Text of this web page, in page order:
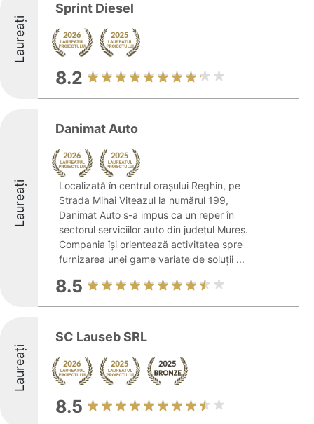
Laureați
Sprint Diesel
8.2
Laureați
Danimat Auto
Localizată în centrul orașului Reghin, pe
Strada Mihai Viteazul la numărul 199,
Danimat Auto s-a impus ca un reper în
sectorul serviciilor auto din județul Mureș.
Compania își orientează activitatea spre
furnizarea unei game variate de soluții ...
8.5
Laureați
SC Lauseb SRL
8.5